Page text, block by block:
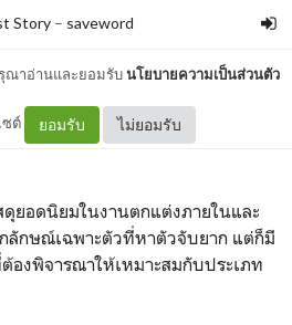
รุณาอ่านและยอมรับนโยบายความเป็นส่วนตัว
ซต์ ยอมรับ ไม่ยอมรับ
Story – saveword
รู้จัก ไม้สน
ดุยอดนิยมในงานตกแต่งภายในและ
กลักษณ์เฉพาะตัวที่หาตัวจับยาก แต่ก็มี
องพิจารณาให้เหมาะสมกับประเภท